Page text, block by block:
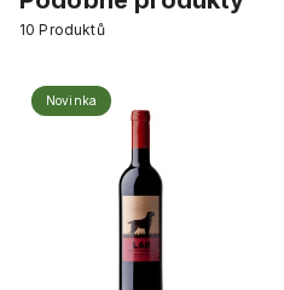
10 Produktů
Novinka